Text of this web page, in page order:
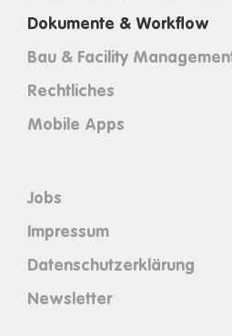
Dokumente & Workflow
Bau & Facility
Rechtliches
Mobile Apps
Jobs
Impressum
Datenschutzerklärung
Newsletter